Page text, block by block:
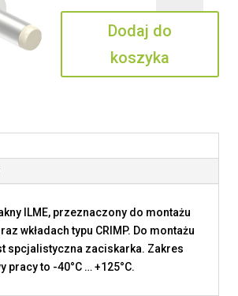
25
P
Dodaj do
koszyka
ILME, przeznaczony do montażu
wkładach typu CRIMP. Do montażu
spcjalistyczna zaciskarka. Zakres
pracy to -40°C … +125°C.